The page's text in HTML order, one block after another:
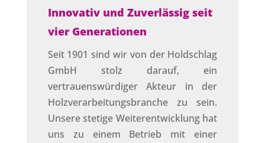
Innovativ und Zuverlässig seit
vier Generationen
Seit 1901 sind wir von der Holdschlag
GmbH stolz darauf, ein
vertrauenswürdiger Akteur in der
Holzverarbeitungsbranche zu sein.
Unsere stetige Weiterentwicklung hat
uns zu einem Betrieb mit einer